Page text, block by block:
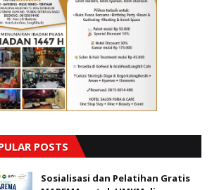
POSTS
Sosialisasi dan Pelatihan Gratis